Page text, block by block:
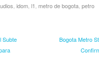
, idom, l1, metro de bogota, petro
Subte
Bogota Metro